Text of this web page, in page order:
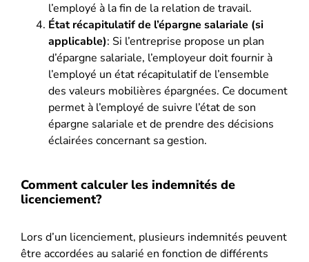
l’employé à la fin de la relation de travail.
État récapitulatif de l’épargne salariale (si
applicable): Si l’entreprise propose un plan
d’épargne salariale, l’employeur doit fournir à
l’employé un état récapitulatif de l’ensemble
des valeurs mobilières épargnées. Ce document
permet à l’employé de suivre l’état de son
épargne salariale et de prendre des décisions
éclairées concernant sa gestion.
Comment calculer les indemnités de
licenciement?
Lors d’un licenciement, plusieurs indemnités peuvent
être accordées au salarié en fonction de différents